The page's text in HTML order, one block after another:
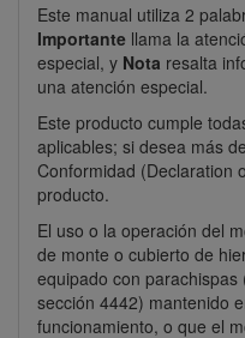
Este manual utiliza 2
Importante llama la
especial, y Nota resalta
una atención especial.
Este producto cumple
aplicables; si desea más
Conformidad (Declaration
producto.
El uso o la operación del
de monte o cubierto de
equipado con
sección 4442) mantenido
funcionamiento, o que el